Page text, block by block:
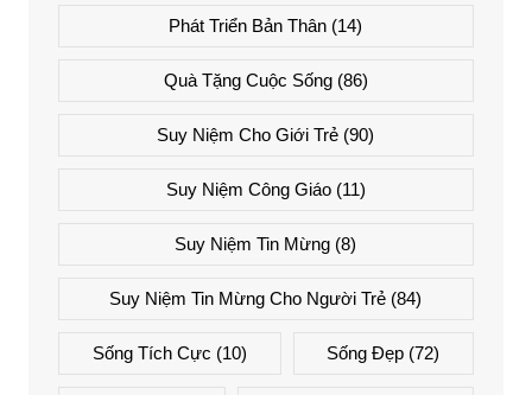
Phát Triển Bản Thân (14)
Quà Tặng Cuộc Sống(86)
Suy Niệm Cho Giới Trẻ (90)
Suy Niệm Công Giáo(11)
Suy Niệm Tin Mừng (8)
Suy Niệm Tin Mừng Cho Người Trẻ (84)
Sống Tích Cực (10) Sống Đẹp (72)